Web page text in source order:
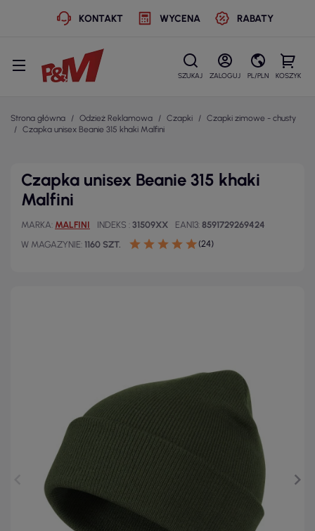
KONTAKT WYCENA RABATY
SZUKAJ ZALOGUJ PL/PLN KOSZYK
Strona główna Odzież Reklamowa Czapki
Czapki zimowe - chusty
Czapka unisex Beanie 315 khaki Malfini
Czapka unisex Beanie 315 khaki
Malfini
MARKA MALFINI INDEKS 31509XX EAN13 8591729269424
W MAGAZYNIE 1160 SZT. (24)